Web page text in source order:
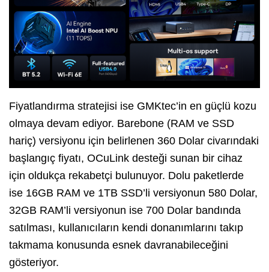
Fiyatlandırma stratejisi ise GMKtec’in en güçlü kozu
olmaya devam ediyor. Barebone (RAM ve SSD
hariç) versiyonu için belirlenen 360 Dolar civarındaki
başlangıç fiyatı, OCuLink desteği sunan bir cihaz
için oldukça rekabetçi bulunuyor. Dolu paketlerde
ise 16GB RAM ve 1TB SSD’li versiyonun 580 Dolar,
32GB RAM’li versiyonun ise 700 Dolar bandında
satılması, kullanıcıların kendi donanımlarını takıp
takmama konusunda esnek davranabileceğini
gösteriyor.